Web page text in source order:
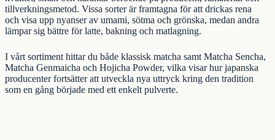
tillverkningsmetod. Vissa sorter är framtagna för att drickas rena
och visa upp nyanser av umami, sötma och grönska, medan andra
lämpar sig bättre för latte, bakning och matlagning.
I vårt sortiment hittar du både klassisk matcha samt Matcha Sencha,
Matcha Genmaicha och Hojicha Powder, vilka visar hur japanska
producenter fortsätter att utveckla nya uttryck kring den tradition
som en gång började med ett enkelt pulverte.